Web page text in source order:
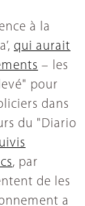
à la
qui aurait
– les
pour
dans
du "Diario
, par
de les
a